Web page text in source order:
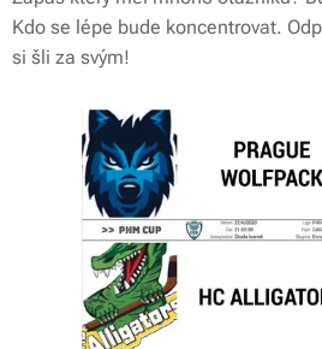
Kdo se lépe bude koncentrovat.
si šli za svým!